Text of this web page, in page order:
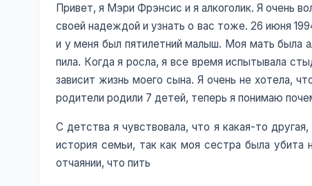
Привет, я Мэри Фрэнсис и я алкоголик. Я очень
своей надеждой и узнать о вас тоже. 26 июня
и у меня был пятилетний малыш. Моя мать была
пила. Когда я росла, я все время испытывала
зависит жизнь моего сына. Я очень не хотела,
родители родили 7 детей, теперь я понимаю
С детства я чувствовала, что я какая-то
история семьи, так как моя сестра была
отчаянии, что пить